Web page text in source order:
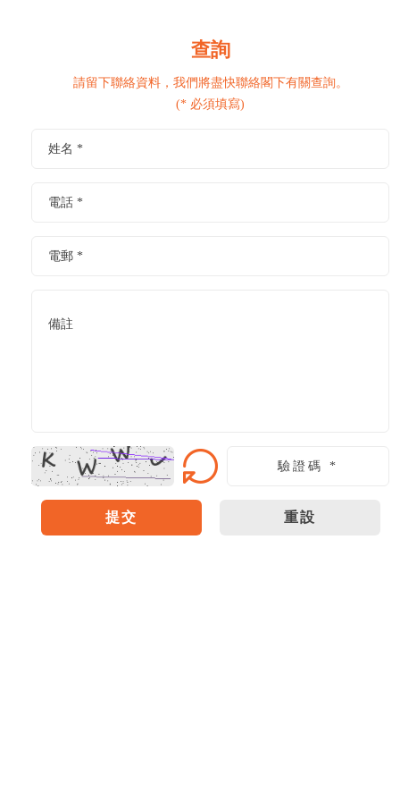
查詢
請留下聯絡資料，我們將盡快聯絡閣下有關查詢。
(* 必須填寫)
提交 重設